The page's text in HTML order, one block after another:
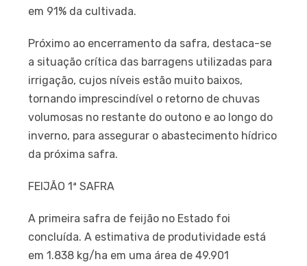
em 91% da cultivada.
Próximo ao encerramento da safra, destaca-se
a situação crítica das barragens utilizadas para
irrigação, cujos níveis estão muito baixos,
tornando imprescindível o retorno de chuvas
volumosas no restante do outono e ao longo do
inverno, para assegurar o abastecimento hídrico
da próxima safra.
FEIJÃO 1ª SAFRA
A primeira safra de feijão no Estado foi
concluída. A estimativa de produtividade está
em 1.838 kg/ha em uma área de 49.901